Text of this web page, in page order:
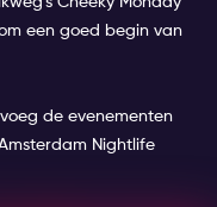
een goed begin van
de evenementen
Nightlife